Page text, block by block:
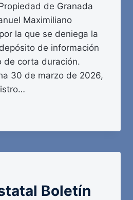
de Granada
Maximiliano
la que se deniega la
de información
de corta duración.
30 de marzo de 2026,
Boletín